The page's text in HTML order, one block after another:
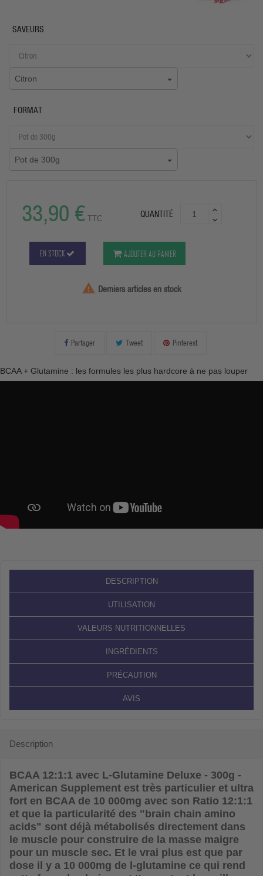
SAVEURS
Citron
FORMAT
Pot de 300g
33,90 € TTC QUANTITÉ
EN STOCK AJOUTER AU PANIER
 Derniers articles en stock
Partager Tweet Pinterest
BCAA + Glutamine : les formules les plus hardcore à ne pas louper
DESCRIPTION
UTILISATION
VALEURS NUTRITIONNELLES
INGRÉDIENTS
PRÉCAUTION
AVIS
Description
BCAA 12:1:1 avec L-Glutamine Deluxe - 300g -
American Supplement est très particulier et ultra
fort en BCAA de 10 000mg avec son Ratio 12:1:1
et que la particularité des "brain chain amino
acids" sont déjà métabolisés directement dans
le muscle pour construire de la masse maigre
pour un muscle sec. Et le vrai plus est que par
dose il y a 10 000mg de l-glutamine ce qui rend